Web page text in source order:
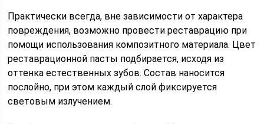
Практически всегда, вне зависимости от характера
повреждения, возможно провести реставрацию при
помощи использования композитного материала. Цвет
реставрационной пасты подбирается, исходя из
оттенка естественных зубов. Состав наносится
послойно, при этом каждый слой фиксируется
световым излучением.